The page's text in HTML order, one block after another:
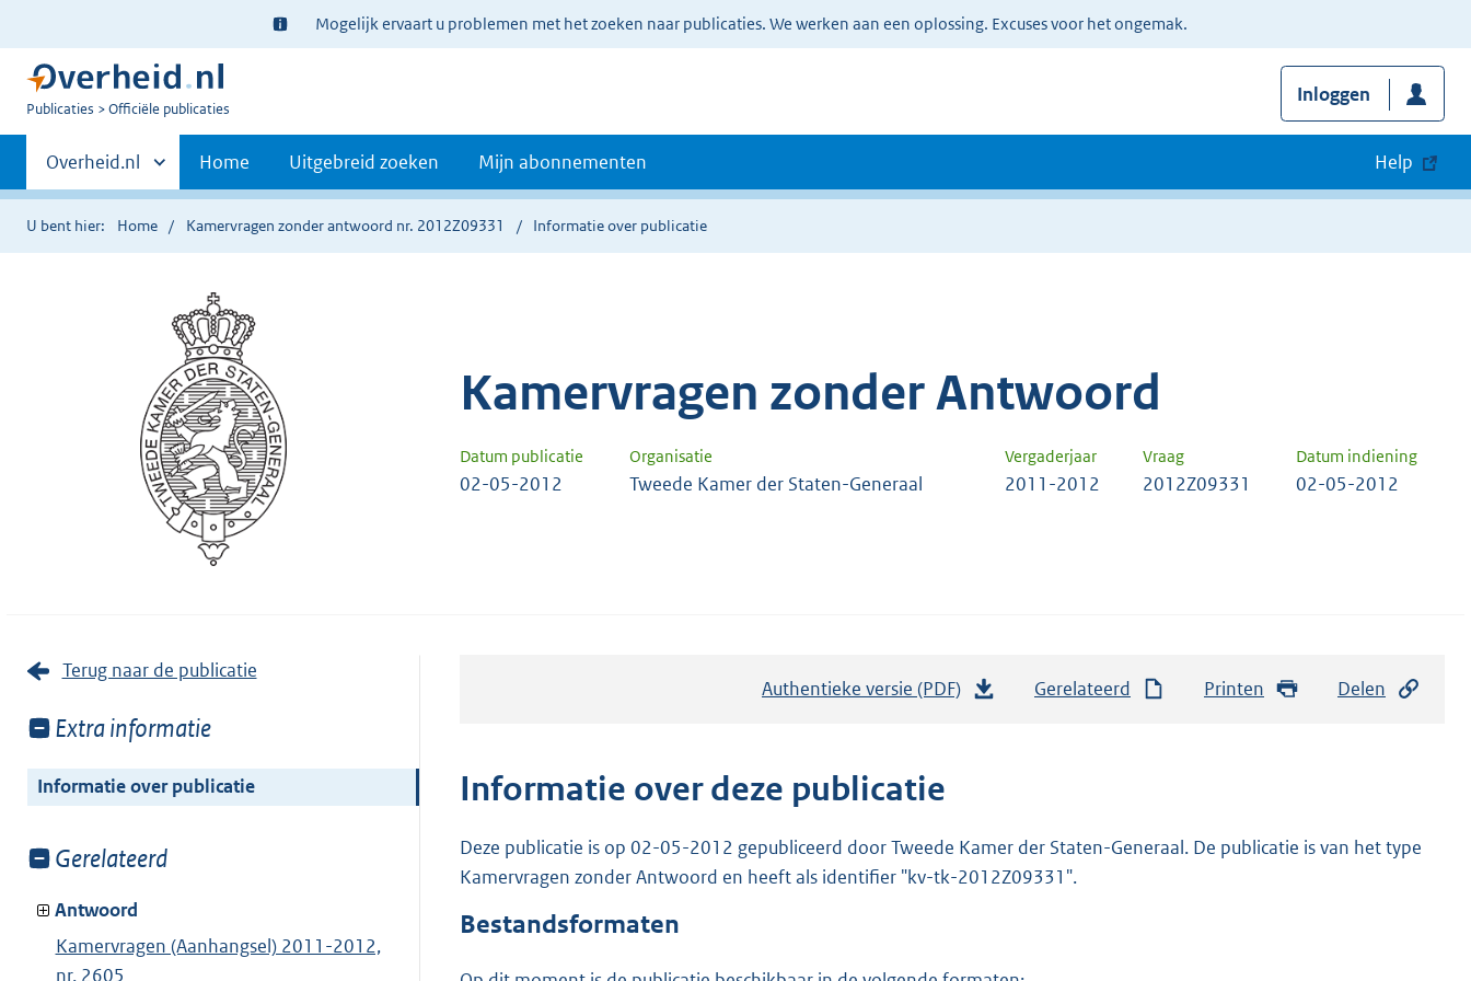
Ter
informatie:
Mogelijk ervaart u problemen met het zoeken naar publicaties. We werken aan een oplossing. Excuses voor het ongemak.
U
Publicaties Officiële publicaties
Inloggen
Primaire
navigatie
Andere
sites
binnen
Overheid.nl Home Uitgebreid zoeken Mijn abonnementen Help
U bent hier: Home Kamervragen zonder antwoord nr. 2012Z09331 Informatie over publicatie
Kamervragen zonder Antwoord
Datum publicatie Organisatie Vergaderjaar Vraag Datum indiening
02-05-2012 Tweede Kamer der Staten-Generaal 2011-2012 2012Z09331 02-05-2012
Terug naar de publicatie
Toon
van:
Extra informatie
Informatie over publicatie
Toon
van:
Gerelateerd
Antwoord
Kamervragen (Aanhangsel) 2011-2012,
nr. 2605
Authentieke versie (PDF)
n
d
Gerelateerd Printen Delen
Informatie over deze publicatie
Deze publicatie is op 02-05-2012 gepubliceerd door Tweede Kamer der Staten-Generaal. De publicatie is van het type
Kamervragen zonder Antwoord en heeft als identifier "kv-tk-2012Z09331".
Bestandsformaten